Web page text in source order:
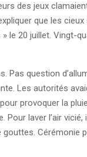
des jeux
que les
le 20 juillet. Vingt-
Pas question
Les autorités
provoquer la
Pour laver l’air
Cérémonie